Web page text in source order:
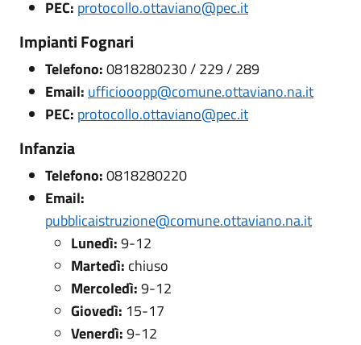
PEC: protocollo.ottaviano@pec.it
Impianti Fognari
Telefono:0818280230 / 229 / 289
Email: ufficiooopp@comune.ottaviano.na.it
PEC: protocollo.ottaviano@pec.it
Infanzia
Telefono:0818280220
Email:
pubblicaistruzione@comune.ottaviano.na.it
Lunedì:9-12
Martedì: chiuso
Mercoledì:9-12
Giovedì: 15-17
Venerdì:9-12